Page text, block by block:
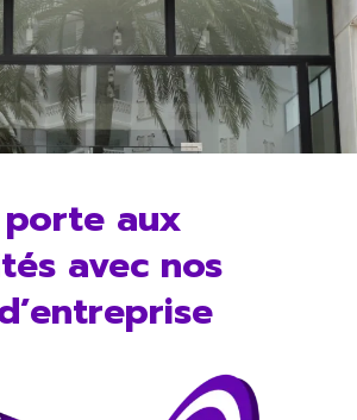
aux
avec nos